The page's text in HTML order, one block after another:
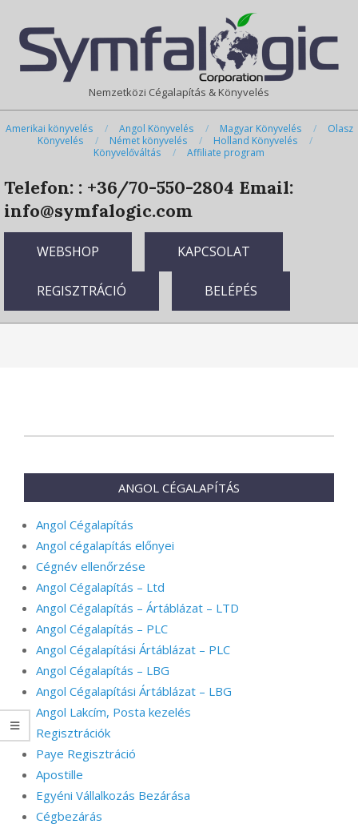
content
Navigation
Menu
Nemzetközi Cégalapítás & Könyvelés
Amerikai könyvelés Angol Könyvelés Magyar Könyvelés
Olasz
Könyvelés
Német könyvelés
Holland Könyvelés
Könyvelőváltás
Affiliate program
Telefon: : +36/70-550-2804 Email:
info@symfalogic.com
WEBSHOP KAPCSOLAT
REGISZTRÁCIÓ BELÉPÉS
ANGOL CÉGALAPÍTÁS
Angol Cégalapítás
Angol cégalapítás előnyei
Cégnév ellenőrzése
Angol Cégalapítás – Ltd
Angol Cégalapítás – Ártáblázat – LTD
Angol Cégalapítás – PLC
Angol Cégalapítási Ártáblázat – PLC
Angol Cégalapítás – LBG
Angol Cégalapítási Ártáblázat – LBG
Angol Lakcím, Posta kezelés
Regisztrációk
Paye Regisztráció
Apostille
Egyéni Vállalkozás Bezárása
Cégbezárás